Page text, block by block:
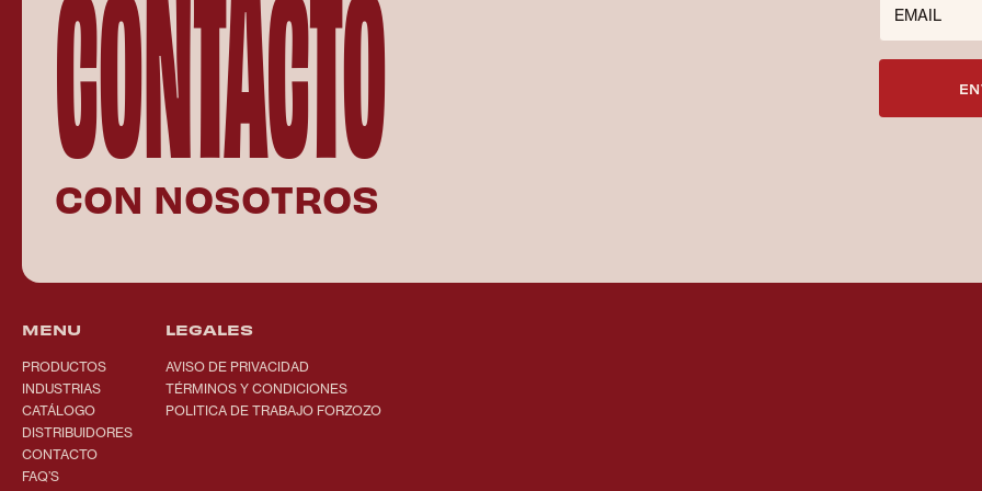
CONTACTO
CON NOSOTROS
EMAIL
MENU
PRODUCTOS
INDUSTRIAS
CATÁLOGO
DISTRIBUIDORES
CONTACTO
FAQ’S
LEGALES
AVISO DE PRIVACIDAD
TÉRMINOS Y CONDICIONES
POLITICA DE TRABAJO FORZOZO